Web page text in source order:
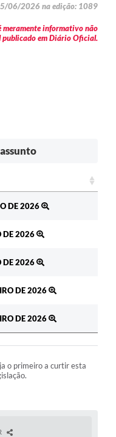
06/2026 na edição: 1089
meramente informativo não
em Diário Oficial.
DE 2026
DE 2026
DE 2026
DE 2026
DE 2026
o primeiro a curtir esta